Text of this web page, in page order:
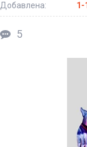
Добавлена:
1-
5